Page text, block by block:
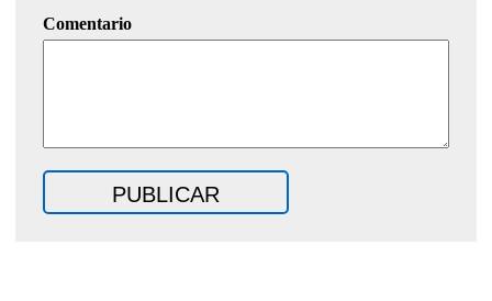
Comentario